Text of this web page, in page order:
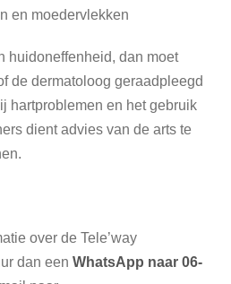
en moedervlekken
huidoneffenheid, dan moet
de dermatoloog geraadpleegd
hartproblemen en het gebruik
dient advies van de arts te
over de Tele’way
dan een WhatsApp naar 06-